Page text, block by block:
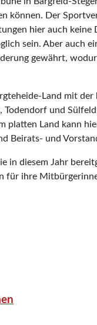
können. Der
hier auch keine
sein. Aber auch
gewährt,
Land mit
und
Land kann
Beirats- und
in diesem Jahr
für ihre